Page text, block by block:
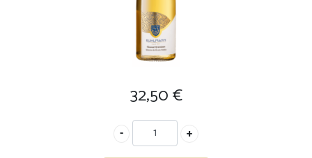
32,50€